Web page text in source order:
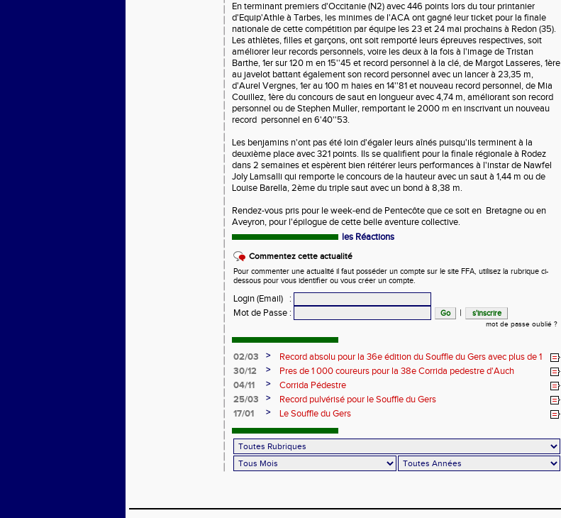
En terminant premiers d'Occitanie (N2) avec 446 points lors du tour printanier
d'Equip'Athle à Tarbes, les minimes de l'ACA ont gagné leur ticket pour la finale
nationale de cette compétition par équipe les 23 et 24 mai prochains à Redon (35).
Les athlètes, filles et garçons, ont soit remporté leurs épreuves respectives, soit
améliorer leur records personnels, voire les deux à la fois à l'image de Tristan
Barthe, 1er sur 120 m en 15''45 et record personnel à la clé, de Margot Lasseres, 1ère
au javelot battant également son record personnel avec un lancer à 23,35 m,
d'Aurel Vergnes, 1er au 100 m haies en 14''81 et nouveau record personnel, de Mia
Couillez, 1ère du concours de saut en longueur avec 4,74 m, améliorant son record
personnel ou de Stephen Muller, remportant le 2000 m en inscrivant un nouveau
record personnel en 6'40''53.
Les benjamins n'ont pas été loin d'égaler leurs aînés puisqu'ils terminent à la
deuxième place avec 321 points. Ils se qualifient pour la finale régionale à Rodez
dans 2 semaines et espèrent bien réitérer leurs performances à l'instar de Nawfel
Joly Lamsalli qui remporte le concours de la hauteur avec un saut à 1,44 m ou de
Louise Barella, 2ème du triple saut avec un bond à 8,38 m.
Rendez-vous pris pour le week-end de Pentecôte que ce soit en Bretagne ou en
Aveyron, pour l'épilogue de cette belle aventure collective.
les Réactions
Commentez cette actualité
Pour commenter une actualité il faut posséder un compte sur le site FFA, utilisez la rubrique ci-
dessous pour vous identifier ou vous créer un compte.
Login (Email)
:
Mot de Passe : |
mot de passe oublié ?
02/03 >
Record absolu pour la 36e édition du Souffle du Gers avec plus de 1
700 coureurs au départ
30/12 >
Pres de 1 000 coureurs pour la 38e Corrida pedestre d'Auch
04/11
>
Corrida Pédestre
25/03
>
Record pulvérisé pour le Souffle du Gers
17/01
> Le Souffle du Gers